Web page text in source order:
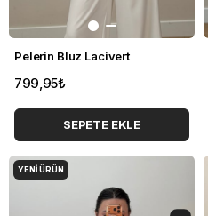
Pelerin Bluz Lacivert
799,95₺
SEPETE EKLE
YENI ÜRÜN